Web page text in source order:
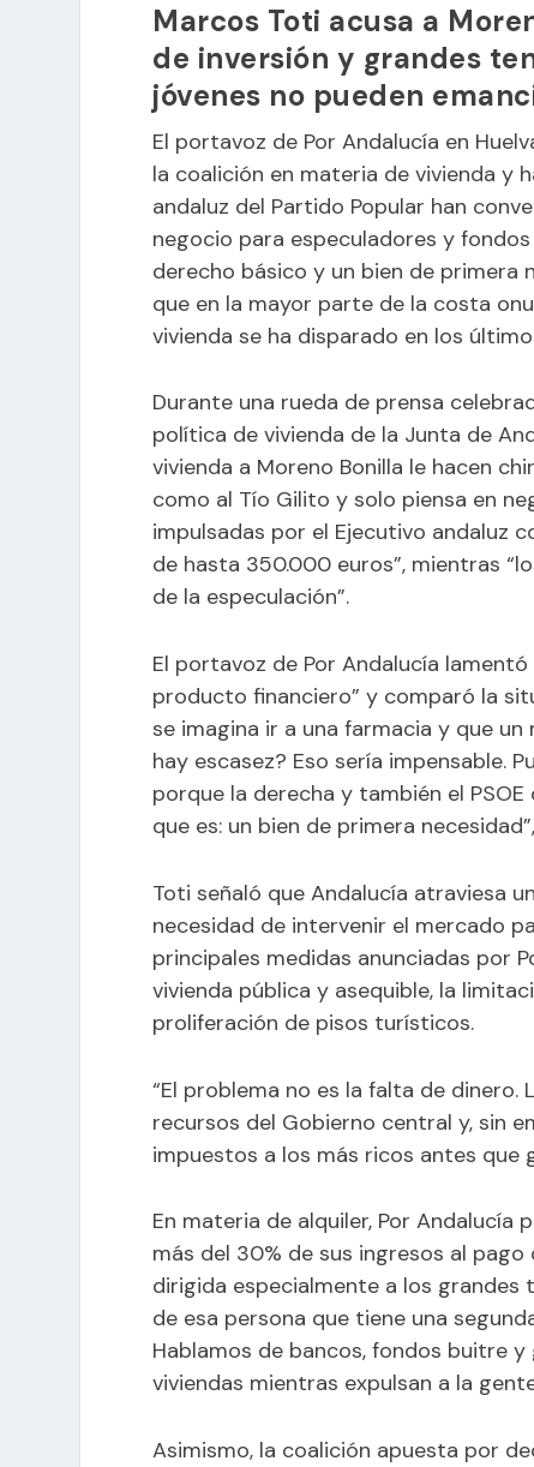
Marcos Toti acusa a
de inversión y grandes
jóvenes no pueden
El portavoz de Por Andalucía en
la coalición en materia de vivienda y
andaluz del Partido Popular han
negocio para especuladores y
derecho básico y un bien de primera
que en la mayor parte de la costa
vivienda se ha disparado en los
Durante una rueda de prensa
política de vivienda de la Junta de
vivienda a Moreno Bonilla le hacen
como al Tío Gilito y solo piensa en
impulsadas por el Ejecutivo andaluz
de hasta 350.000 euros”, mientras
de la especulación”.
El portavoz de Por Andalucía
producto financiero” y comparó la
se imagina ir a una farmacia y que
hay escasez? Eso sería impensable.
porque la derecha y también el
que es: un bien de primera
Toti señaló que Andalucía atraviesa
necesidad de intervenir el mercado
principales medidas anunciadas por
vivienda pública y asequible, la
proliferación de pisos turísticos.
“El problema no es la falta de
recursos del Gobierno central y, sin
impuestos a los más ricos antes que
En materia de alquiler, Por
más del 30% de sus ingresos al
dirigida especialmente a los grandes
de esa persona que tiene una
Hablamos de bancos, fondos buitre
viviendas mientras expulsan a la
Asimismo, la coalición apuesta por